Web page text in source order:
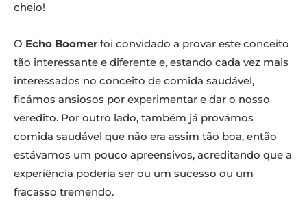
cheio!
O Echo Boomer foi convidado a provar este conceito
tão interessante e diferente e, estando cada vez mais
interessados no conceito de comida saudável,
ficámos ansiosos por experimentar e dar o nosso
veredito. Por outro lado, também já provámos
comida saudável que não era assim tão boa, então
estávamos um pouco apreensivos, acreditando que a
experiência poderia ser ou um sucesso ou um
fracasso tremendo.